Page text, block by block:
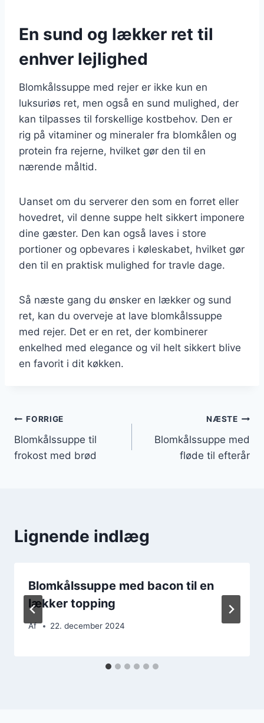
En sund og lækker ret til
enhver lejlighed
Blomkålssuppe med rejer er ikke kun en
luksuriøs ret, men også en sund mulighed, der
kan tilpasses til forskellige kostbehov. Den er
rig på vitaminer og mineraler fra blomkålen og
protein fra rejerne, hvilket gør den til en
nærende måltid.
Uanset om du serverer den som en forret eller
hovedret, vil denne suppe helt sikkert imponere
dine gæster. Den kan også laves i store
portioner og opbevares i køleskabet, hvilket gør
den til en praktisk mulighed for travle dage.
Så næste gang du ønsker en lækker og sund
ret, kan du overveje at lave blomkålssuppe
med rejer. Det er en ret, der kombinerer
enkelhed med elegance og vil helt sikkert blive
en favorit i dit køkken.
Indlægsnavigation
FORRIGE
Blomkålssuppe til
frokost med brød
NÆSTE
Blomkålssuppe med
fløde til efterår
Lignende indlæg
Blomkålssuppe med bacon til en
lækker topping
Af 22. december 2024